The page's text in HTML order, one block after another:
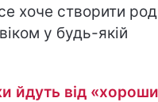
хоче створити
у будь-якій
йдуть від